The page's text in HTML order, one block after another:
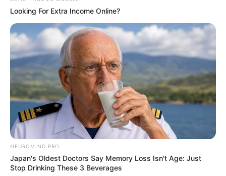
ΤΑ ΠΙΟ ΔΗΜΟΦΙΛΗ
Looking For Extra Income Online?
NEUROMIND PRO
Japan's Oldest Doctors Say Memory Loss Isn't Age: Just
Stop Drinking These 3 Beverages